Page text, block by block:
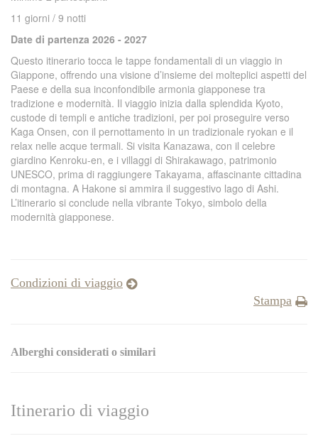
11 giorni / 9 notti
Date di partenza 2026 - 2027
Questo itinerario tocca le tappe fondamentali di un viaggio in
Giappone, offrendo una visione d’insieme dei molteplici aspetti del
Paese e della sua inconfondibile armonia giapponese tra
tradizione e modernità. Il viaggio inizia dalla splendida Kyoto,
custode di templi e antiche tradizioni, per poi proseguire verso
Kaga Onsen, con il pernottamento in un tradizionale ryokan e il
relax nelle acque termali. Si visita Kanazawa, con il celebre
giardino Kenroku-en, e i villaggi di Shirakawago, patrimonio
UNESCO, prima di raggiungere Takayama, affascinante cittadina
di montagna. A Hakone si ammira il suggestivo lago di Ashi.
L’itinerario si conclude nella vibrante Tokyo, simbolo della
modernità giapponese.
Condizioni di viaggio
Stampa
Alberghi considerati o similari
Itinerario di viaggio